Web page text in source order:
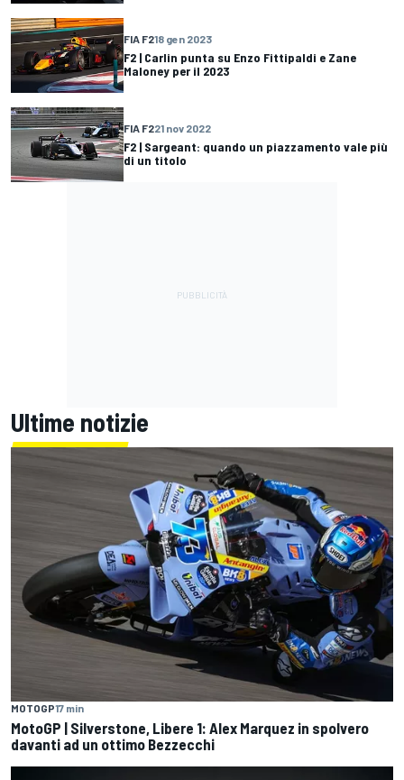
FIA F218 gen 2023
F2 | Carlin punta su Enzo Fittipaldi e Zane
Maloney per il 2023
FIA F221 nov 2022
F2 | Sargeant: quando un piazzamento vale più
di un titolo
Ultime notizie
MOTOGP17 min
MotoGP | Silverstone, Libere 1: Alex Marquez in spolvero
davanti ad un ottimo Bezzecchi